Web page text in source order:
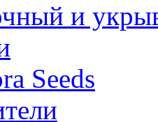
и
Seeds